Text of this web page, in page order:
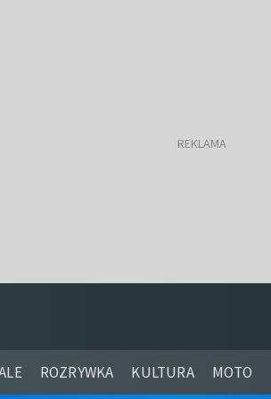
ROZRYWKA KULTURA MOTO